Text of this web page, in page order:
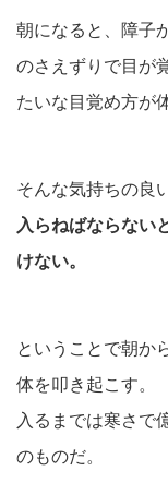
朝になると、障子
のさえずりで目が
たいな目覚め方が
そんな気持ちの良
入らねばならない
けない。
ということで朝か
体を叩き起こす。
入るまでは寒さで
のものだ。